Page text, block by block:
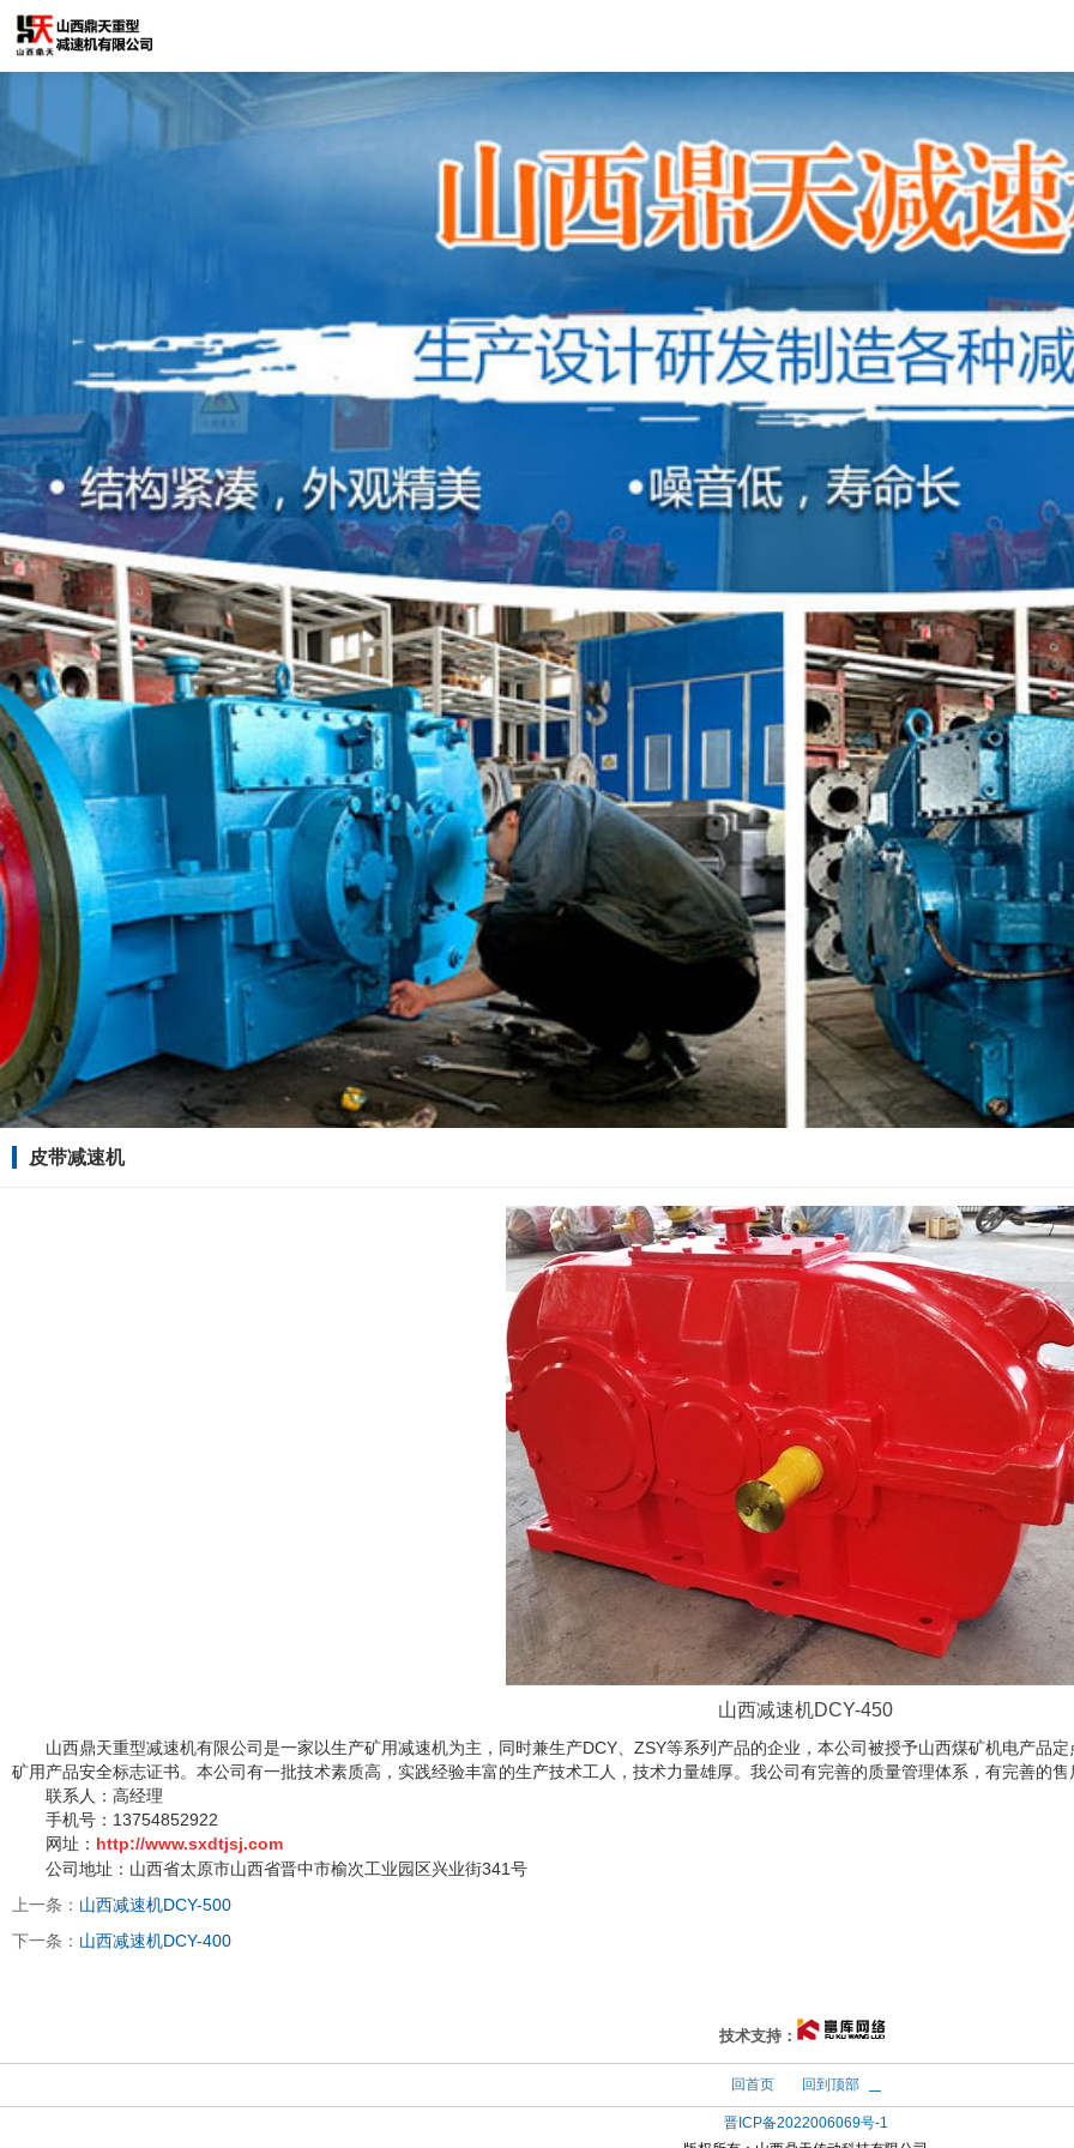
皮带减速机
山西减速机DCY-450
山西鼎天重型减速机有限公司是一家以生产矿用减速机为主，同时兼生产DCY、ZSY等系列产品的企业，本公司被授予山西煤矿机电产品
矿用产品安全标志证书。本公司有一批技术素质高，实践经验丰富的生产技术工人，技术力量雄厚。我公司有完善的质量管理体系，有完善的
联系人：高经理
手机号：13754852922
网址： http://www.sxdtjsj.com
公司地址：山西省太原市山西省晋中市榆次工业园区兴业街341号
上一条： 山西减速机DCY-500
下一条： 山西减速机DCY-400
技术支持：
回首页 回到顶部
晋ICP备2022006069号-1